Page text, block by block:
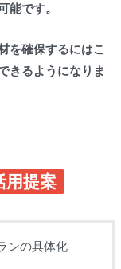
能です。
を確保するにはこ
きるようになりま
用提案
ンの具体化